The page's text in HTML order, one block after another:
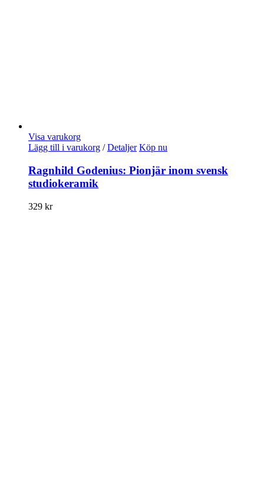
Visa varukorg
Lägg till i varukorg / Detaljer Köp nu
Ragnhild Godenius: Pionjär inom svensk
studiokeramik
329 kr